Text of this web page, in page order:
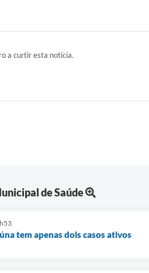
a curtir esta notícia.
de Saúde
tem apenas dois casos ativos